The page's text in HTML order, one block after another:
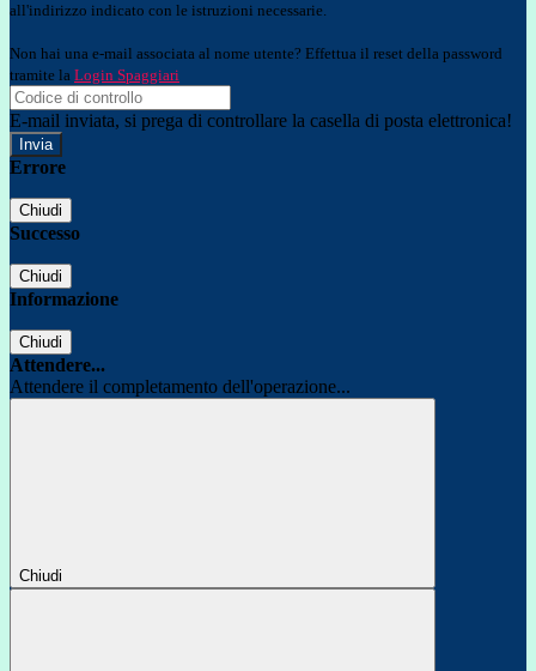
all'indirizzo indicato con le istruzioni necessarie.
Non hai una e-mail associata al nome utente? Effettua il reset della password
tramite la Login Spaggiari
E-mail inviata, si prega di controllare la casella di posta elettronica!
Errore
Chiudi
Successo
Chiudi
Informazione
Chiudi
Attendere...
Attendere il completamento dell'operazione...
Chiudi